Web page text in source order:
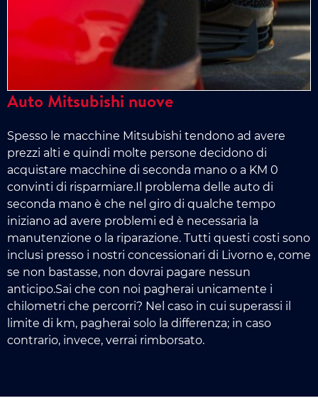
Auto Mitsubishi nuove
Spesso le macchine Mitsubishi tendono ad avere
prezzi alti e quindi molte persone decidono di
acquistare macchine di seconda mano o a KM 0
convinti di risparmiare.Il problema delle auto di
seconda mano è che nel giro di qualche tempo
iniziano ad avere problemi ed è necessaria la
manutenzione o la riparazione. Tutti questi costi sono
inclusi presso i nostri concessionari di Livorno e, come
se non bastasse, non dovrai pagare nessun
anticipo.Sai che con noi pagherai unicamente i
chilometri che percorri? Nel caso in cui superassi il
limite di km, pagherai solo la differenza; in caso
contrario, invece, verrai rimborsato.